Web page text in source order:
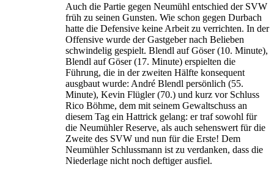
Auch die Partie gegen Neumühl entschied der SVW
früh zu seinen Gunsten. Wie schon gegen Durbach
hatte die Defensive keine Arbeit zu verrichten. In der
Offensive wurde der Gastgeber nach Belieben
schwindelig gespielt. Blendl auf Göser (10. Minute),
Blendl auf Göser (17. Minute) erspielten die
Führung, die in der zweiten Hälfte konsequent
ausgbaut wurde: André Blendl persönlich (55.
Minute), Kevin Flügler (70.) und kurz vor Schluss
Rico Böhme, dem mit seinem Gewaltschuss an
diesem Tag ein Hattrick gelang: er traf sowohl für
die Neumühler Reserve, als auch sehenswert für die
Zweite des SVW und nun für die Erste! Dem
Neumühler Schlussmann ist zu verdanken, dass die
Niederlage nicht noch deftiger ausfiel.